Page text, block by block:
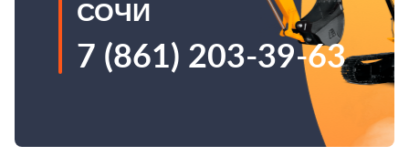
СОЧИ
7 (861) 203-39-63